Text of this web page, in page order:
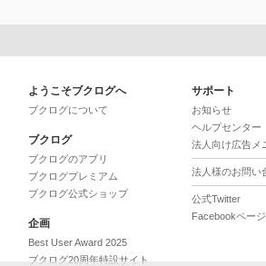
ようこそブクログへ
ブクログについて
ブクログ
ブクログのアプリ
ブクログプレミアム
ブクログ公式ショップ
企画
Best User Award 2025
ブクログ20周年特設サイト
サポート
お知らせ
ヘルプセンター
法人向け広告メ
法人様のお問い
公式Twitter
Facebookページ